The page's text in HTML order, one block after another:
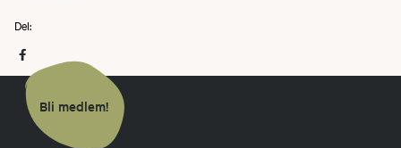
Del:
Bli medlem!